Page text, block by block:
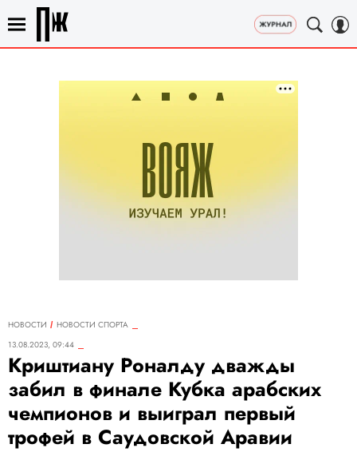
НОВОСТИ
НОВОСТИ СПОРТА
13.08.2023, 09:44
Криштиану Роналду дважды
забил в финале Кубка арабских
чемпионов и выиграл первый
трофей в Саудовской Аравии